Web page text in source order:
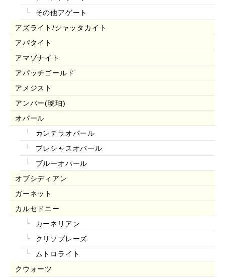
その他アゲート
アズライト/シャッタカイト
アパタイト
アマゾナイト
アパッチゴールド
アメジスト
アンバー(琥珀)
オパール
カンテラオパール
プレシャスオパール
ブルーオパール
オブシディアン
ガーネット
カルセドニー
カーネリアン
クリソプレーズ
ムトロライト
クウォーツ